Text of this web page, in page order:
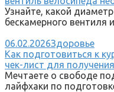
Узнайте, какой
бескамерного вентиля
06.02.2026Здоровье
Как подготовиться к
чек-лист для
Мечтаете о свободе
лайфхаки по